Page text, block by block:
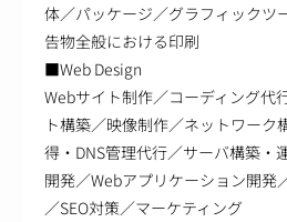
体／パッケージ／グラフィックツ
告物全般における印刷
■Web Design
Webサイト制作／コーディング代
ト構築／映像制作／ネットワーク
得・DNS管理代行／サーバ構築・
開発／Webアプリケーション開発
／SEO対策／マーケティング